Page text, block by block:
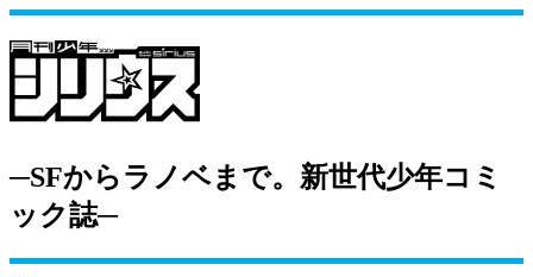
─SFからラノベまで。新世代少年コミ
ック誌─